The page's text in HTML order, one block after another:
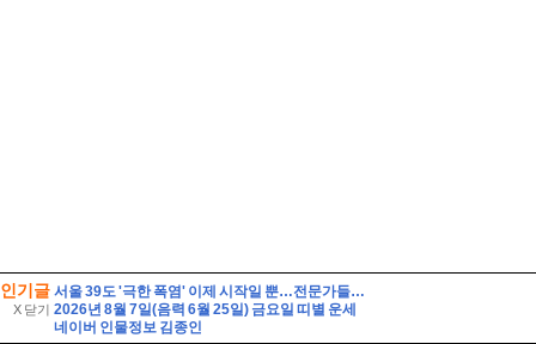
인기글
X 닫기
서울 39도 '극한 폭염' 이제 시작일 뿐…전문가들 "2050년까지 지속" 경고
2026년 8월 7일(음력 6월 25일) 금요일 띠별 운세
네이버 인물정보 김종인